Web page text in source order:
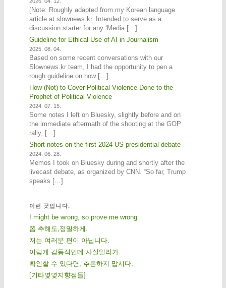
[Note: Roughly adapted from my Korean language
article at slownews.kr. Intended to serve as a
discussion starter for any ‘Media […]
Guideline for Ethical Use of AI in Journalism
2025. 08. 04.
Based on some recent conversations with our
Slownews.kr team, I had the opportunity to pen a
rough guideline on how […]
How (Not) to Cover Political Violence Done to the
Prophet of Political Violence
2024. 07. 15.
Some notes I left on Bluesky, slightly before and on
the immediate aftermath of the shooting at the GOP
rally, […]
Short notes on the first 2024 US presidential debate
2024. 06. 28.
Memos I took on Bluesky during and shortly after the
livecast debate, as organized by CNN. “So far, Trump
speaks […]
이런 곳입니다.
I might be wrong, so prove me wrong.
쫌 추해도,정밀하게.
저는 여러분 편이 아닙니다.
이렇게 감동적인데 사실일리가.
확인할 수 있다면, 추론하지 맙시다.
[기 타몇 몇 지 향점 들]